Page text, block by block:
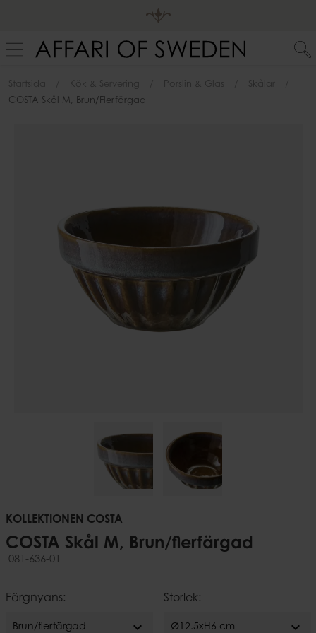
Startsida Kök & Servering Porslin & Glas
Skålar
COSTA Skål M, Brun/flerfärgad
KOLLEKTIONEN COSTA
COSTA Skål M, Brun/flerfärgad
081-636-01
Färgnyans:
Brun/flerfärgad expand_more
Storlek:
Ø12.5xH6 cm expand_more